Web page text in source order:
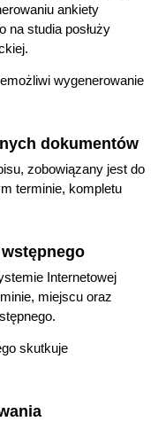
ankiety
na studia posłuży
wygenerowanie
dokumentów
zobowiązany jest do
terminie, kompletu
Internetowej
miejscu oraz
skutkuje